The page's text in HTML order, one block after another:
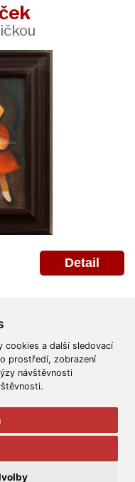
cookies a další sledovací
prostředí, zobrazení
návštěvnosti
Detail
řád
Ochrana osobních údajů